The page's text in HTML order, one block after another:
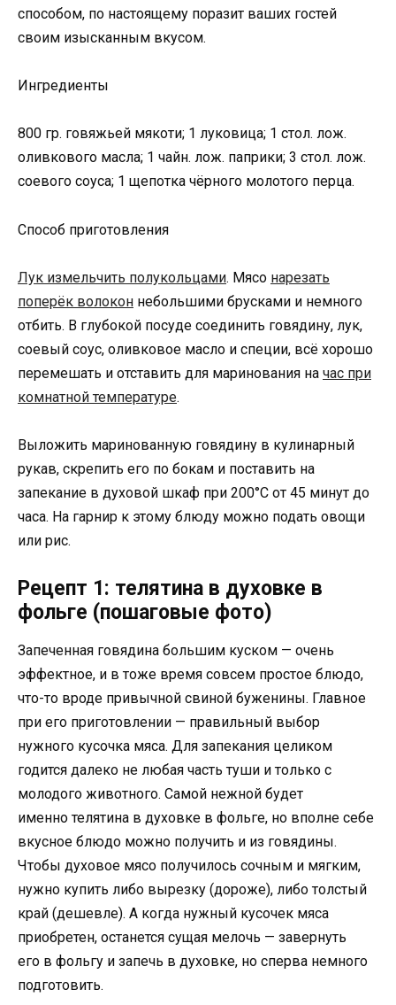
способом, по настоящему поразит ваших гостей
своим изысканным вкусом.
Ингредиенты
800 гр. говяжьей мякоти; 1 луковица; 1 стол. лож.
оливкового масла; 1 чайн. лож. паприки; 3 стол. лож.
соевого соуса; 1 щепотка чёрного молотого перца.
Способ приготовления
Лук измельчить полукольцами. Мясо нарезать
поперёк волокон небольшими брусками и немного
отбить. В глубокой посуде соединить говядину, лук,
соевый соус, оливковое масло и специи, всё хорошо
перемешать и отставить для маринования на час при
комнатной температуре.
Выложить маринованную говядину в кулинарный
рукав, скрепить его по бокам и поставить на
запекание в духовой шкаф при 200°С от 45 минут до
часа. На гарнир к этому блюду можно подать овощи
или рис.
Рецепт 1: телятина в духовке в
фольге (пошаговые фото)
Запеченная говядина большим куском — очень
эффектное, и в тоже время совсем простое блюдо,
что-то вроде привычной свиной буженины. Главное
при его приготовлении — правильный выбор
нужного кусочка мяса. Для запекания целиком
годится далеко не любая часть туши и только с
молодого животного. Самой нежной будет
именно телятина в духовке в фольге, но вполне себе
вкусное блюдо можно получить и из говядины.
Чтобы духовое мясо получилось сочным и мягким,
нужно купить либо вырезку (дороже), либо толстый
край (дешевле). А когда нужный кусочек мяса
приобретен, останется сущая мелочь — завернуть
его в фольгу и запечь в духовке, но сперва немного
подготовить.